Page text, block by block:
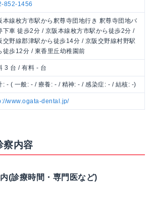
852-1456
本線枚方市駅から釈尊寺団地行き 釈尊寺団地バ
下車 徒歩2分 / 京阪本線枚方市駅から徒歩2分 /
交野線郡津駅から徒歩14分 / 京阪交野線村野駅
徒歩12分 / 東香里丘幼稚園前
3 台 / 有料 - 台
: - ( 一般: - / 療養: - / 精神: - / 感染症: - / 結核: -)
www.ogata-dental.jp/
察内容
(診療時間・専門医など)